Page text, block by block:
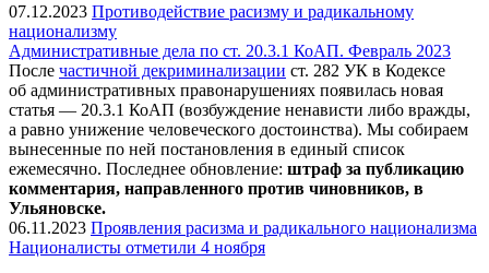
07.12.2023 Противодействие расизму и радикальному
национализму
Административные дела по ст. 20.3.1 КоАП. Февраль 2023
После частичной декриминализации ст. 282 УК в Кодексе
об административных правонарушениях появилась новая
статья — 20.3.1 КоАП (возбуждение ненависти либо вражды,
а равно унижение человеческого достоинства). Мы собираем
вынесенные по ней постановления в единый список
ежемесячно. Последнее обновление: штраф за публикацию
комментария, направленного против чиновников, в
Ульяновске.
06.11.2023 Проявления расизма и радикального национализма
Националисты отметили 4 ноября